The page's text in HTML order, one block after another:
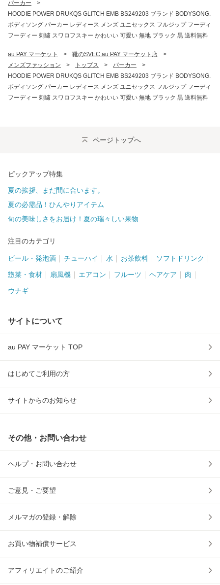
パーカー
>
HOODIE POWER DRUKQS GLITCH EMB BS249203 ブランド BODYSONG.
ボディソング パーカー レディース メンズ ユニセックス フルジップ フーディ
フーディー 刺繍 スワロフスキー かわいい 可愛い 無地 ブラック 黒 送料無料
au PAY マーケット > 靴のSVEC au PAY マーケット店
>
メンズファッション
> トップス > パーカー
>
HOODIE POWER DRUKQS GLITCH EMB BS249203 ブランド BODYSONG.
ボディソング パーカー レディース メンズ ユニセックス フルジップ フーディ
フーディー 刺繍 スワロフスキー かわいい 可愛い 無地 ブラック 黒 送料無料
ページトップへ
ピックアップ特集
夏の挨拶、まだ間に合います。
夏の必需品！ひんやりアイテム
旬の美味しさをお届け！夏の瑞々しい果物
注目のカテゴリ
ビール・発泡酒 チューハイ 水 お茶飲料 ソフトドリンク
惣菜・食材 扇風機 エアコン フルーツ ヘアケア 肉
ウナギ
サイトについて
au PAY マーケット TOP
はじめてご利用の方
サイトからのお知らせ
その他・お問い合わせ
ヘルプ・お問い合わせ
ご意見・ご要望
メルマガの登録・解除
お買い物補償サービス
アフィリエイトのご紹介